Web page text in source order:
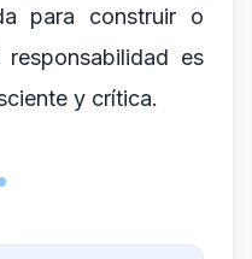
para construir o
es
y crítica.